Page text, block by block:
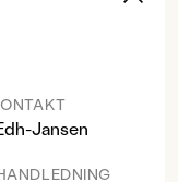
Jansen